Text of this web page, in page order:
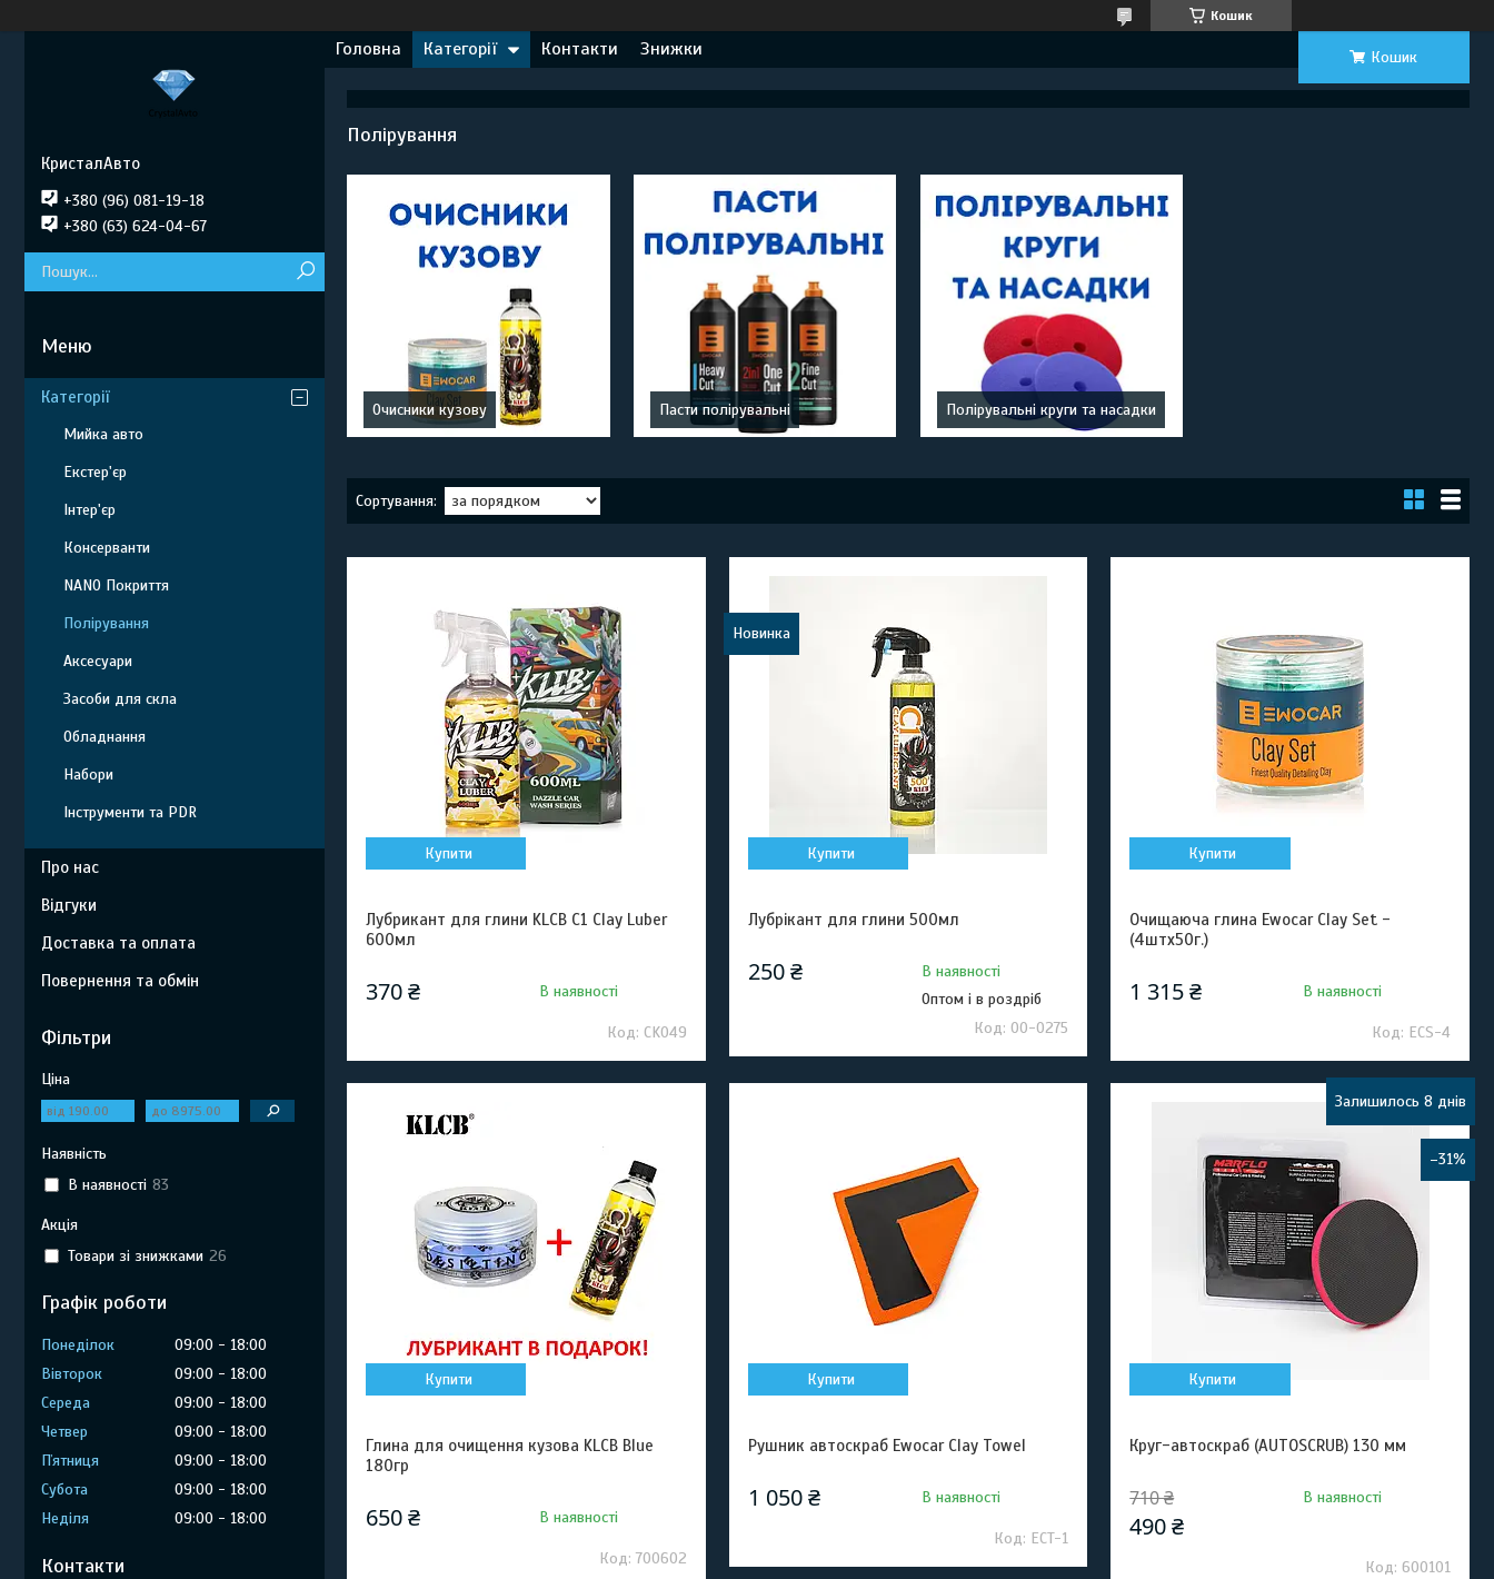
Кошик
Головна Категорії Контакти Знижки Кошик
Полірування
Очисники кузову Пасти полірувальні Полірувальні круги та насадки
Купити
Лубрикант для глини KLCB C1 Clay Luber
600мл
370 ₴ В наявності
CK049
Новинка
Купити
Лубрікант для глини 500мл
250 ₴
В наявності
Оптом і в роздріб
00-0275
Купити
Очищаюча глина Ewocar Clay Set -
(4штх50г.)
1 315 ₴ В наявності
ECS-4
Купити
Глина для очищення кузова KLCB Blue
180гр
650 ₴ В наявності
700602
Купити
Рушник автоскраб Ewocar Clay Towel
1 050 ₴ В наявності
ECT-1
–31%
Залишилось 8 днів
Купити
Круг-автоскраб (AUTOSCRUB) 130 мм
710 ₴
490 ₴
В наявності
600101
КристалАвто
+380 (96) 081-19-18
+380 (63) 624-04-67
Категорії
Мийка авто
Екстер'єр
Інтер'єр
Консерванти
NANO Покриття
Полірування
Аксесуари
Засоби для скла
Обладнання
Набори
Інструменти та PDR
Про нас
Відгуки
Доставка та оплата
Повернення та обмін
Фільтри
Ціна
Наявність
В наявності 83
Акція
Товари зі знижками 26
Графік роботи
Понеділок 09:00
18:00
Вівторок
09:00
18:00
Середа
09:00
18:00
Четвер
09:00
18:00
Пʼятниця
09:00
18:00
Субота
09:00
18:00
Неділя
09:00 18:00
Контакти